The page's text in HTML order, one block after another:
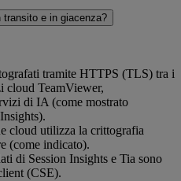
e in giacenza?
tramite HTTPS (TLS) tra i
cloud TeamViewer,
di IA (come mostrato
cloud utilizza la crittografia
(come indicato).
di Session Insights e Tia sono
(CSE).